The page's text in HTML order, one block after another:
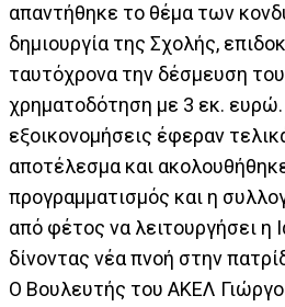
απαντήθηκε το θέμα των
δημιουργία της Σχολής,
ταυτόχρονα την δέσμευση
χρηματοδότηση με 3 εκ. ευρώ.
εξοικονομήσεις έφεραν
αποτέλεσμα και
προγραμματισμός και η
από φέτος να λειτουργήσει η
δίνοντας νέα πνοή στην
Ο Βουλευτής του ΑΚΕΛ